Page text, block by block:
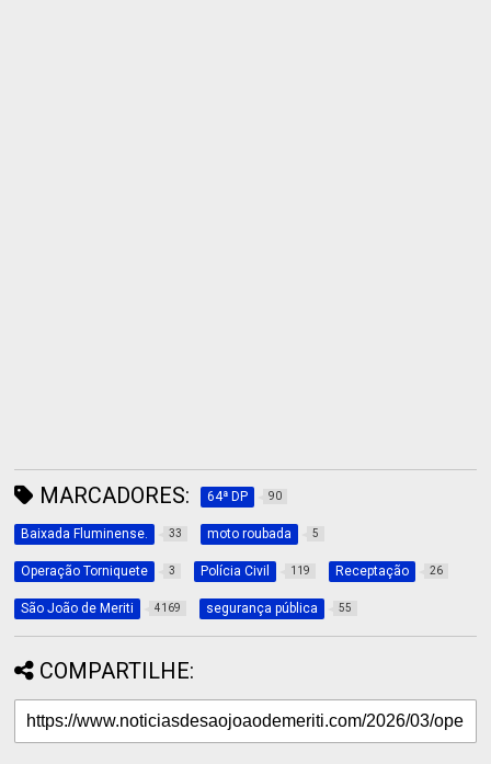
MARCADORES: 64ª DP 90
Baixada Fluminense. 33 moto roubada 5
Operação Torniquete 3 Polícia Civil 119 Receptação 26
São João de Meriti 4169 segurança pública 55
COMPARTILHE: